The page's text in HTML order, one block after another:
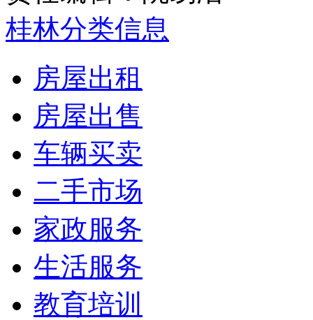
桂林分类信息
房屋出租
房屋出售
车辆买卖
二手市场
家政服务
生活服务
教育培训